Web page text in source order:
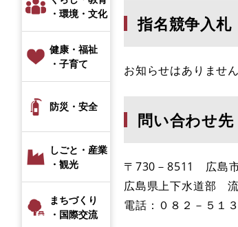
・環境・文化
健康・福祉
・子育て
防災・安全
しごと・産業
・観光
まちづくり
・国際交流
指名競争入札
お知らせはありません
問い合わせ先
〒730－8511 広島市
広島県上下水道部
電話：０８２－５１